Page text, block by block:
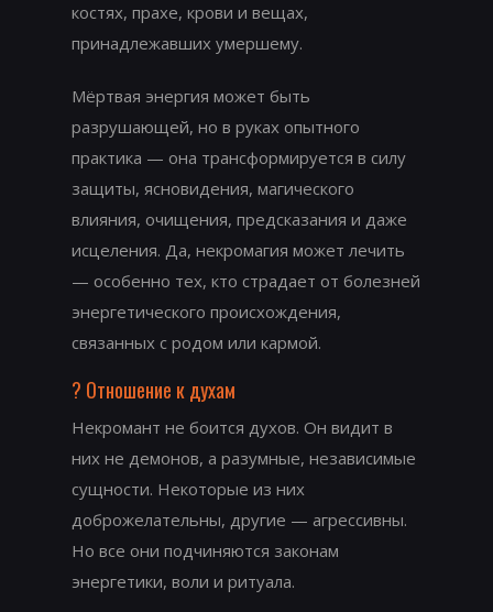
костях, прахе, крови и вещах,
принадлежавших умершему.
Мёртвая энергия может быть
разрушающей, но в руках опытного
практика — она трансформируется в силу
защиты, ясновидения, магического
влияния, очищения, предсказания и даже
исцеления. Да, некромагия может лечить
— особенно тех, кто страдает от болезней
энергетического происхождения,
связанных с родом или кармой.
?️ Отношение к духам
Некромант не боится духов. Он видит в
них не демонов, а разумные, независимые
сущности. Некоторые из них
доброжелательны, другие — агрессивны.
Но все они подчиняются законам
энергетики, воли и ритуала.